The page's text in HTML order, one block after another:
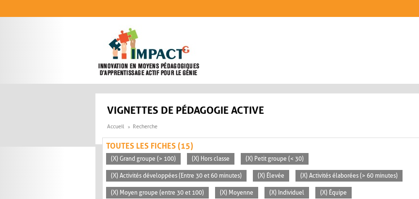
VIGNETTES DE PÉDAGOGIE ACTIVE
Accueil Recherche
TOUTES LES FICHES (15)
(X) Grand groupe (> 100) (X) Hors classe (X) Petit groupe (< 30)
(X) Activités développées (Entre 30 et 60 minutes) (X) Élevée (X) Activités élaborées (> 60 minutes)
(X) Moyen groupe (entre 30 et 100) (X) Moyenne (X) Individuel (X) Équipe